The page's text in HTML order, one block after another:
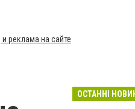
и реклама на сайте
ОСТАННІ